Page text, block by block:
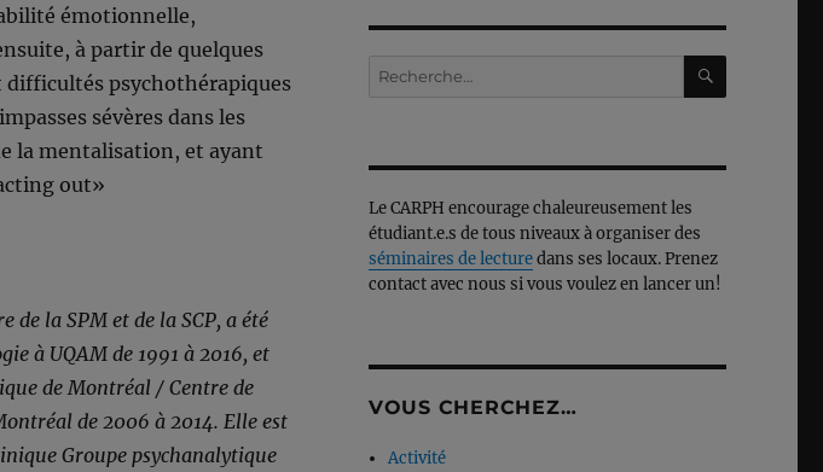
émotionnelle,
à partir de quelques
psychothérapiques
sévères dans les
la mentalisation, et ayant
out»
de la SPM et de la SCP, a été
à UQAM de 1991 à 2016, et
de Montréal / Centre de
de 2006 à 2014. Elle est
Groupe psychanalytique
Recherche
Le CARPH encourage chaleureusement les
étudiant.e.s de tous niveaux à organiser des
séminaires de lecturedans ses locaux. Prenez
contact avec nous si vous voulez en lancer un!
VOUS CHERCHEZ…
Activité